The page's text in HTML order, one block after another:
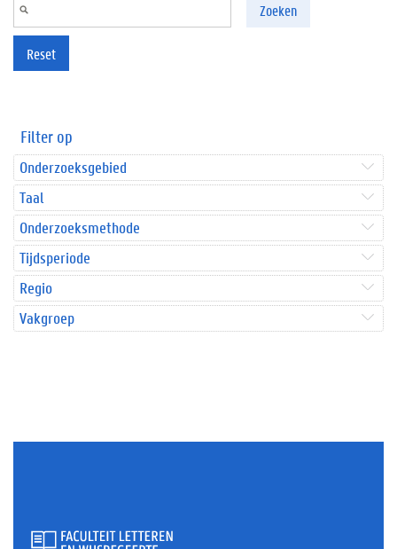
Zoeken
Reset
Filter op
Onderzoeksgebied
Taal
Onderzoeksmethode
Tijdsperiode
Regio
Vakgroep